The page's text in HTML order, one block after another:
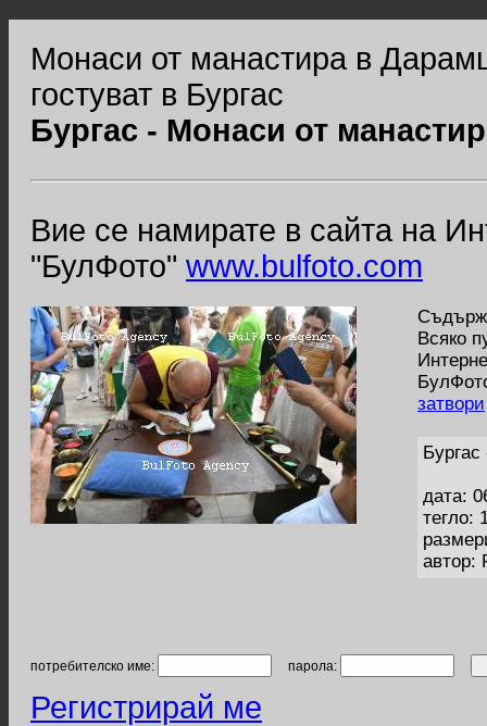
Монаси от манастира в
гостуват в Бургас
Бургас - Монаси от
Вие се намирате в сайта на
"БулФото" www.bulfoto.com
Всяко
затвори
дата:
тегло:
автор:
потребителско име: парола:
Регистрирай ме